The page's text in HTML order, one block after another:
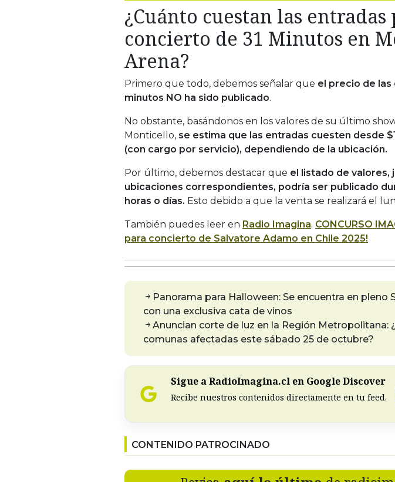
¿Cuánto cuestan las entradas
concierto de 31 Minutos en
Arena?
Primero que todo, debemos señalar que el precio de las
minutos NO ha sido publicado.
No obstante, basándonos en los valores de su último
Monticello, se estima que las entradas cuesten desde
(con cargo por servicio), dependiendo de la ubicación.
Por último, debemos destacar que el listado de valores,
ubicaciones correspondientes, podría ser publicado
horas o días. Esto debido a que la venta se realizará el
También puedes leer en Radio Imagina. CONCURSO
para concierto de Salvatore Adamo en Chile 2025!
Panorama para Halloween: Se encuentra en pleno
con una exclusiva cata de vinos
Anuncian corte de luz en la Región Metropolitana:
comunas afectadas este sábado 25 de octubre?
Sigue a RadioImagina.cl en Google Discover
Recibe nuestros contenidos directamente en tu feed.
CONTENIDO PATROCINADO